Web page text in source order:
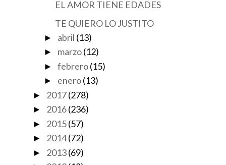
EL AMOR TIENE EDADES
TE QUIERO LO JUSTITO
► abril (13)
► marzo (12)
► febrero (15)
► enero (13)
► 2017(278)
► 2016(236)
► 2015(57)
► 2014(72)
► 2013(69)